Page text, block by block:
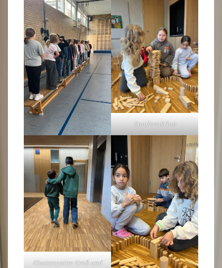
Dominoaktion
Klassenpaten Groß und